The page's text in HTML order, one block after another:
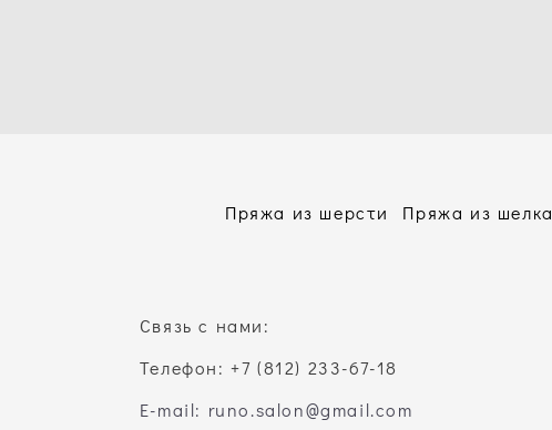
Пряжа из шерсти Пряжа из шелка
Связь с нами:
Телефон: +7 (812) 233-67-18
E-mail: runo.salon@gmail.com